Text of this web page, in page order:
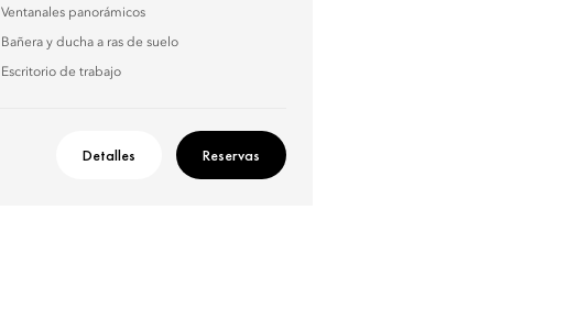
Ventanales panorámicos
Bañera y ducha a ras de suelo
Escritorio de trabajo
Detalles Reservas